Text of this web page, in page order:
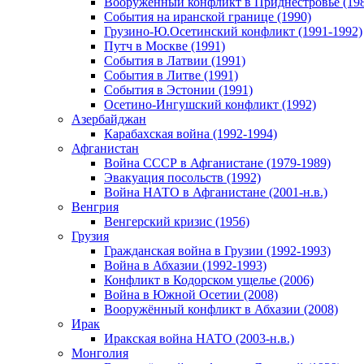
События на иранской границе (1990)
Грузино-Ю.Осетинский конфликт (1991-1992)
Путч в Москве (1991)
События в Латвии (1991)
События в Литве (1991)
События в Эстонии (1991)
Осетино-Ингушский конфликт (1992)
Азербайджан
Карабахская война (1992-1994)
Афганистан
Война СССР в Афганистане (1979-1989)
Эвакуация посольств (1992)
Война НАТО в Афганистане (2001-н.в.)
Венгрия
Венгерский кризис (1956)
Грузия
Гражданская война в Грузии (1992-1993)
Война в Абхазии (1992-1993)
Конфликт в Кодорском ущелье (2006)
Война в Южной Осетии (2008)
Вооружённый конфликт в Абхазии (2008)
Ирак
Иракская война НАТО (2003-н.в.)
Монголия